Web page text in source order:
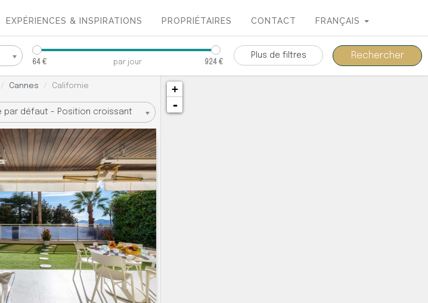
EXPÉRIENCES & INSPIRATIONS PROPRIÉTAIRES CONTACT FRANÇAIS
Cannes Californie
64 € par jour 924 €
Plus de filtres
par défaut - Position croissant
+
-